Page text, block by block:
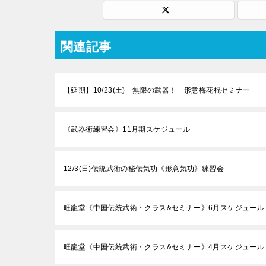
関連記事
【延期】10/23(土) 無限の武器！ 形意梅花棍セミナー
《武器術練習会》11月期スケジュール
12/3(日)伝統武術の秘伝気功《形意気功》練習会
旺龍堂《中国伝統武術・クラス&セミナー》6月スケジュール
旺龍堂《中国伝統武術・クラス&セミナー》4月スケジュール